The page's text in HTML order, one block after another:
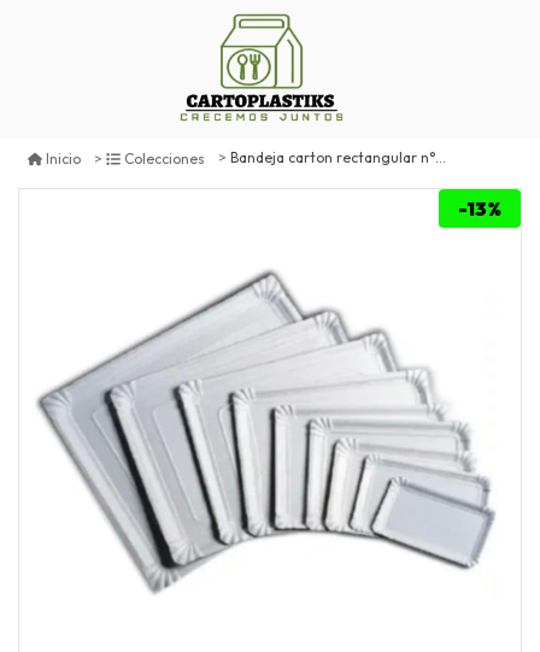
Inicio Colecciones Bandeja carton rectangular n°12
-13%